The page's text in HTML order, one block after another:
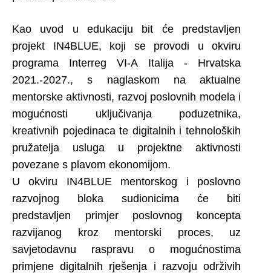
Kao uvod u edukaciju bit će predstavljen
projekt IN4BLUE, koji se provodi u okviru
programa Interreg VI-A Italija - Hrvatska
2021.-2027., s naglaskom na aktualne
mentorske aktivnosti, razvoj poslovnih modela i
mogućnosti uključivanja poduzetnika,
kreativnih pojedinaca te digitalnih i tehnoloških
pružatelja usluga u projektne aktivnosti
povezane s plavom ekonomijom.
U okviru IN4BLUE mentorskog i poslovno
razvojnog bloka sudionicima će biti
predstavljen primjer poslovnog koncepta
razvijanog kroz mentorski proces, uz
savjetodavnu raspravu o mogućnostima
primjene digitalnih rješenja i razvoju održivih